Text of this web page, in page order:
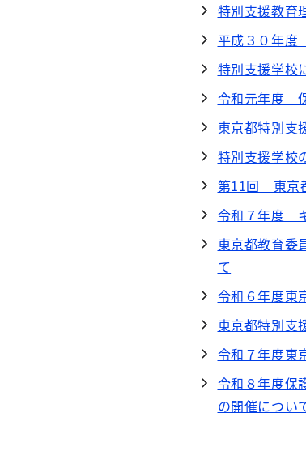
特別支援教育
平成３０年度
特別支援学校
令和元年度
東京都特別支
特別支援学校
第11回 東京
令和７年度
東京都教育委
て
令和６年度東
東京都特別支
令和７年度東
令和８年度保
の開催につい